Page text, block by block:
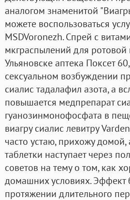
аналогом знаменитой
можете воспользоваться
MSDVoronezh. Спрей с
мкграспылений для ротовой
Ульяновске аптека Поксет
сексуальном возбуждении
сиалис тадалафил азота, а
повышается медпрепарат
гуанозинмонофосфата в
виагру сиалис левитру
часто устаю, прихожу
таблетки наступает через
советов на тему о том, как
домашних условиях. Эффект
протяжении длительного